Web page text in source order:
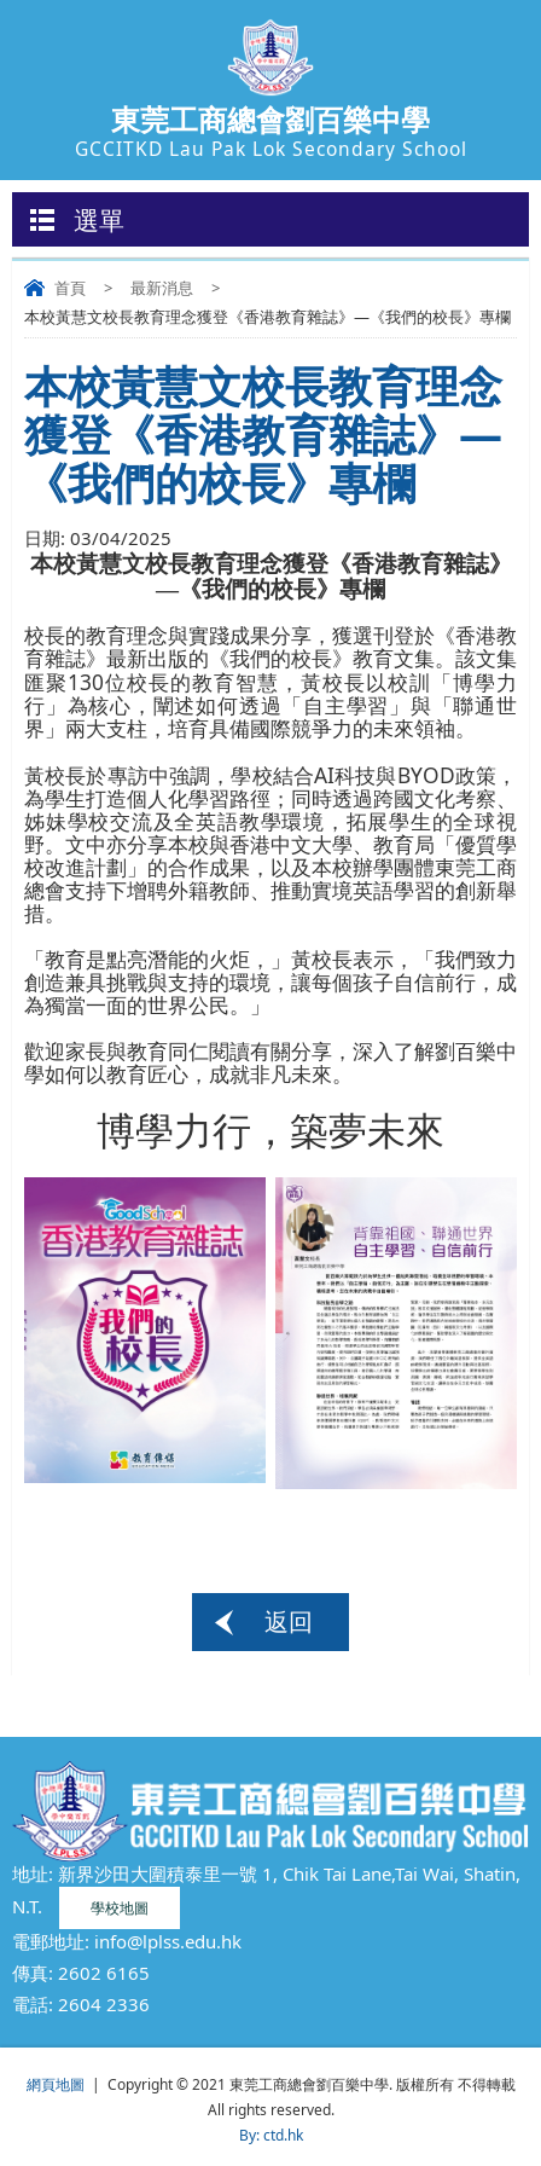
東莞工商總會劉百樂中學
GCCITKD Lau Pak Lok Secondary School
選單
首頁 > 最新消息
>
本校黃慧文校長教育理念獲登《香港教育雜誌》—《我們的校長》專欄
本校黃慧文校長教育理念
獲登《香港教育雜誌》—
《我們的校長》專欄
日期: 03/04/2025
本校黃慧文校長教育理念獲登《香港教育雜誌》
—《我們的校長》專欄
校長的教育理念與實踐成果分享，獲選刊登於《香港教
育雜誌》最新出版的《我們的校長》教育文集。該文集
匯聚130位校長的教育智慧，黃校長以校訓「博學力
行」為核心，闡述如何透過「自主學習」與「聯通世
界」兩大支柱，培育具備國際競爭力的未來領袖。
黃校長於專訪中強調，學校結合AI科技與BYOD政策，
為學生打造個人化學習路徑；同時透過跨國文化考察、
姊妹學校交流及全英語教學環境，拓展學生的全球視
野。文中亦分享本校與香港中文大學、教育局「優質學
校改進計劃」的合作成果，以及本校辦學團體東莞工商
總會支持下增聘外籍教師、推動實境英語學習的創新舉
措。
「教育是點亮潛能的火炬，」黃校長表示，「我們致力
創造兼具挑戰與支持的環境，讓每個孩子自信前行，成
為獨當一面的世界公民。」
歡迎家長與教育同仁閱讀有關分享，深入了解劉百樂中
學如何以教育匠心，成就非凡未來。
博學力行，築夢未來
返回
地址: 新界沙田大圍積泰里一號 1, Chik Tai Lane,Tai Wai, Shatin,
N.T.
學校地圖
電郵地址: info@lplss.edu.hk
傳真: 2602 6165
電話: 2604 2336
網頁地圖 | Copyright © 2021 東莞工商總會劉百樂中學. 版權所有 不得轉載
All rights reserved.
By: ctd.hk